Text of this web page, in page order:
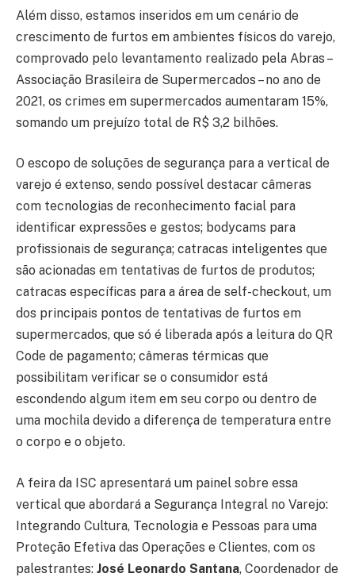
Além disso, estamos inseridos em um cenário de
crescimento de furtos em ambientes físicos do varejo,
comprovado pelo levantamento realizado pela Abras –
Associação Brasileira de Supermercados – no ano de
2021, os crimes em supermercados aumentaram 15%,
somando um prejuízo total de R$ 3,2 bilhões.
O escopo de soluções de segurança para a vertical de
varejo é extenso, sendo possível destacar câmeras
com tecnologias de reconhecimento facial para
identificar expressões e gestos; bodycams para
profissionais de segurança; catracas inteligentes que
são acionadas em tentativas de furtos de produtos;
catracas específicas para a área de self-checkout, um
dos principais pontos de tentativas de furtos em
supermercados, que só é liberada após a leitura do QR
Code de pagamento; câmeras térmicas que
possibilitam verificar se o consumidor está
escondendo algum item em seu corpo ou dentro de
uma mochila devido a diferença de temperatura entre
o corpo e o objeto.
A feira da ISC apresentará um painel sobre essa
vertical que abordará a Segurança Integral no Varejo:
Integrando Cultura, Tecnologia e Pessoas para uma
Proteção Efetiva das Operações e Clientes, com os
palestrantes: José Leonardo Santana, Coordenador de